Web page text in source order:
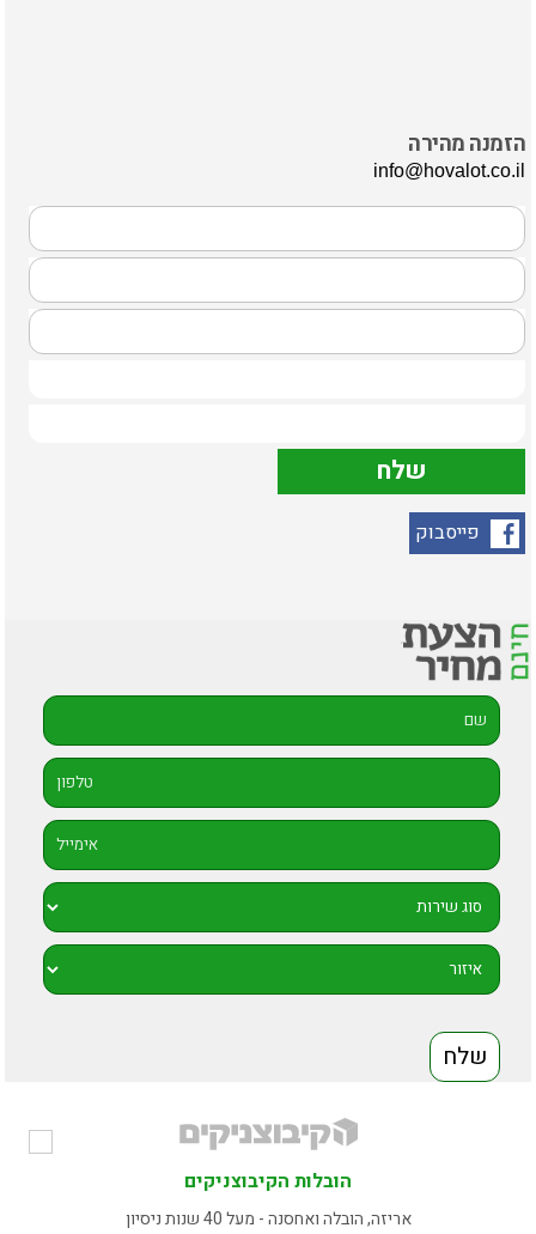
הזמנה מהירה
info@hovalot.co.il
פייסבוק
הובלות הקיבוצניקים
אריזה, הובלה ואחסנה - מעל 40 שנות ניסיון